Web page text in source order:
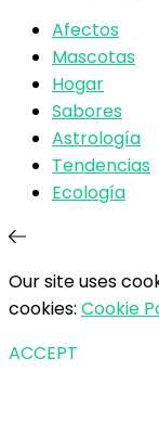
Afectos
Mascotas
Hogar
Sabores
Astrología
Tendencias
Ecología
Our site uses
cookies: Cookie
ACCEPT